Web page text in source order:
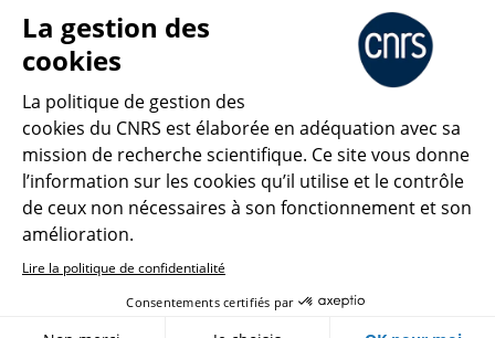
CNRS Le Mag
© 2026, CNRS
Créer un compte Se connecter
Gestion des cookies
La gestion des
cookies
La politique de gestion des
cookies du CNRS est élaborée en adéquation avec sa
mission de recherche scientifique. Ce site vous donne
l’information sur les cookies qu’il utilise et le contrôle
de ceux non nécessaires à son fonctionnement et son
amélioration.
Lire la politique de confidentialité
Consentements certifiés par